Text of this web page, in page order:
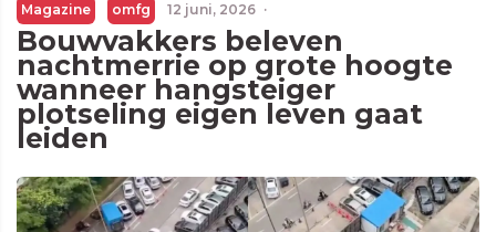
Magazine omfg 12 juni, 2026 ·
Bouwvakkers beleven
nachtmerrie op grote hoogte
wanneer hangsteiger
plotseling eigen leven gaat
leiden